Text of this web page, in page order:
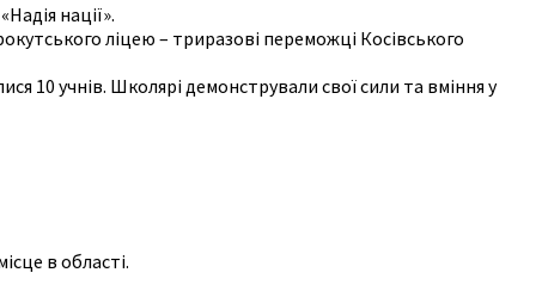
нації».
ліцею – триразові переможці Косівського
10 учнів. Школярі демонстрували свої сили та вміння у
в області.